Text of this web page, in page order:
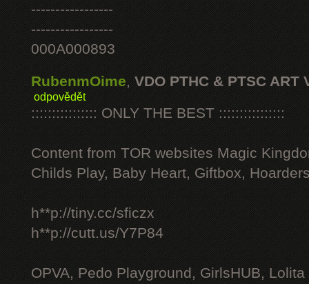
-----------------
-----------------
000A000893
RubenmOime, VDO PTHC & PTSC ART
odpovědět
:::::::::::::::: ONLY THE BEST ::::::::::::::::
Content from TOR websites Magic
Childs Play, Baby Heart, Giftbox,
h**p://tiny.cc/sficzx
h**p://cutt.us/Y7P84
OPVA, Pedo Playground, GirlsHUB, Lolita